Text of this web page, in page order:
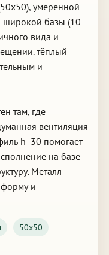
умеренной
широкой базы (10
вида и
тёплый
и
там, где
вентиляция
h=30 помогает
на базе
Металл
и
50х50